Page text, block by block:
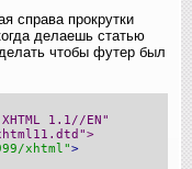
справа прокрутки
делаешь статью
чтобы футер был
1.1//EN"
xhtml">